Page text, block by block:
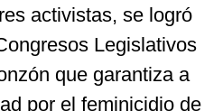
activistas, se logró
Legislativos
que garantiza a
por el feminicidio de